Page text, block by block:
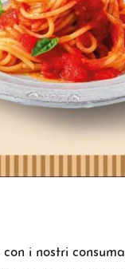
i nostri